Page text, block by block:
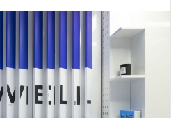
إلكترونيا